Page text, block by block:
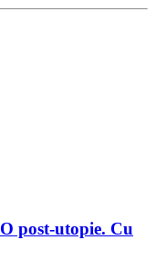
post-utopie. Cu